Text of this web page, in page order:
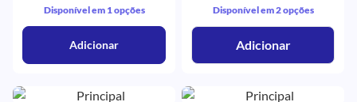
Disponível em 1 opções
Adicionar
Disponível em 2 opções
Adicionar